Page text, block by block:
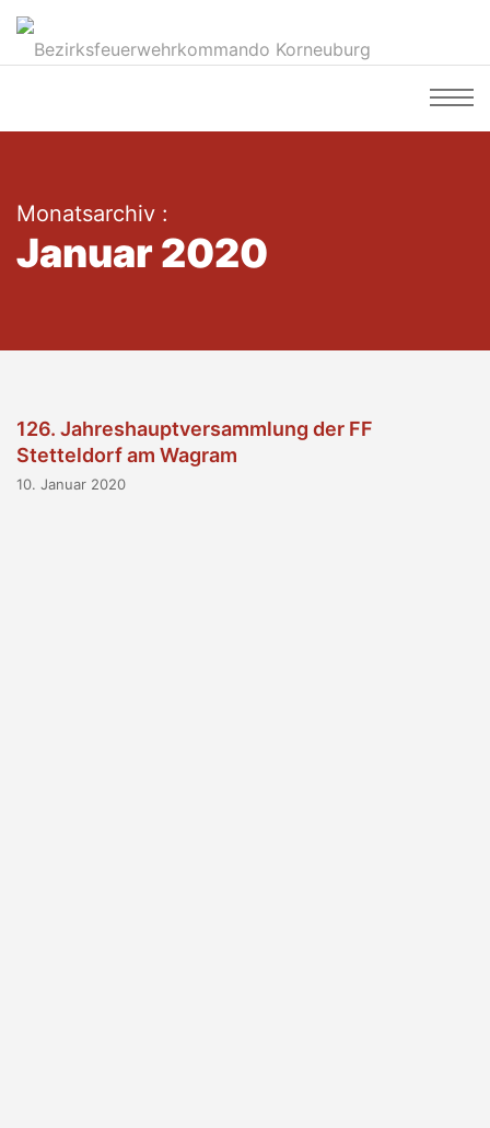
Monatsarchiv :
Januar 2020
126. Jahreshauptversammlung der FF
Stetteldorf am Wagram
10. Januar 2020